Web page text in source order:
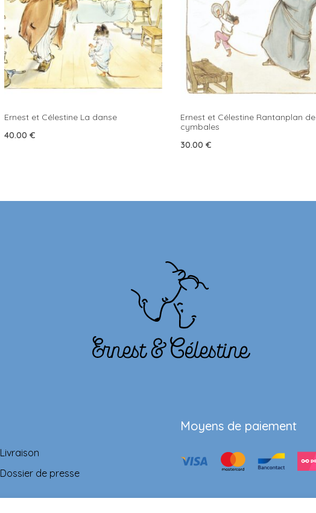
Ernest et Célestine La danse
40.00 €
Ernest et Célestine Rantanplan de
cymbales
30.00 €
Livraison
Dossier de presse
Moyens de paiement